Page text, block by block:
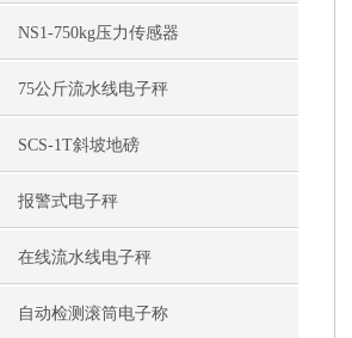
NS1-750kg压力传感器
75公斤流水线电子秤
SCS-1T斜坡地磅
报警式电子秤
在线流水线电子秤
自动检测滚筒电子称